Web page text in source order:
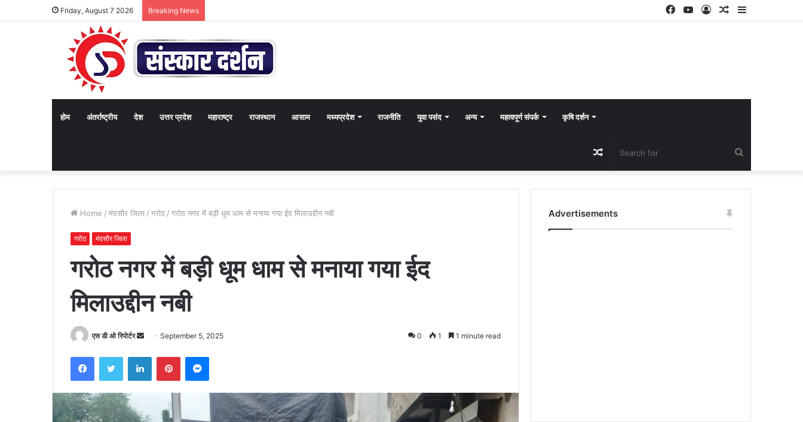
Friday, August 7 2026 Breaking News Sidebar
Random
Log
YouTube
Facebook
होम अंतर्राष्ट्रीय देश उत्तर प्रदेश महाराष्ट्र राजस्थान आसाम मध्यप्रदेश राजनीति युवा पसंद अन्य महत्वपूर्ण संपर्क कृषि दर्शन
for
Random
Article
Home / मंदसौर जिला / गरोठ / गरोठ नगर में बड़ी धूम धाम से मनाया गया ईद मिलाउद्दीन नबी
गरोठ मंदसौर जिला
गरोठ नगर में बड़ी धूम धाम से मनाया गया ईद
मिलाउद्दीन नबी
एस डी ओ रिपोर्टर
SendSeptember 5, 2025 0 1 1 minute read
FacebookTwitter LinkedInPinterestMessenger
Advertisements